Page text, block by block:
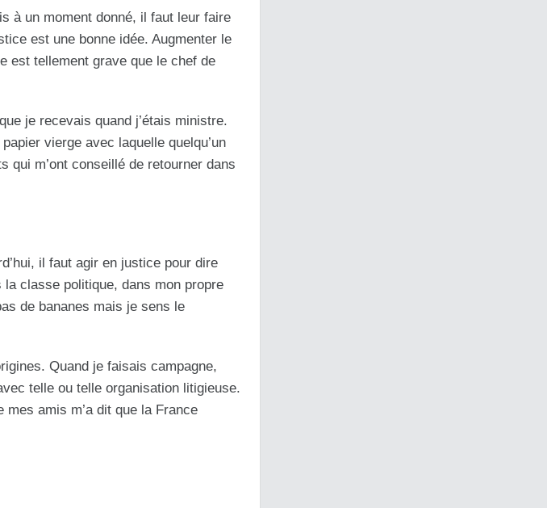
à un moment donné, il faut leur faire
est une bonne idée. Augmenter le
est tellement grave que le chef de
je recevais quand j’étais ministre.
vierge avec laquelle quelqu’un
qui m’ont conseillé de retourner dans
il faut agir en justice pour dire
la classe politique, dans mon propre
de bananes mais je sens le
Quand je faisais campagne,
telle ou telle organisation litigieuse.
amis m’a dit que la France